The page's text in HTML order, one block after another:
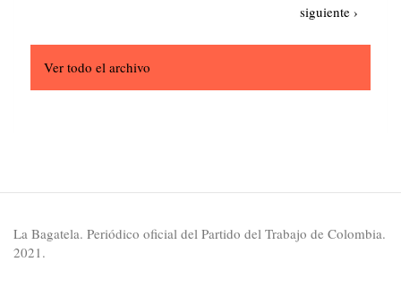
Siguiente
siguiente ›
Ver todo el archivo
La Bagatela. Periódico oficial del Partido del Trabajo de Colombia.
2021.